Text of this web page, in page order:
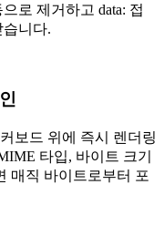
로 제거하고 data: 접
니다.
보드 위에 즉시 렌더링
타입, 바이트 크기
매직 바이트로부터 포